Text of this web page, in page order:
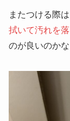
またつける際
拭いて汚れを
のが良いのかな